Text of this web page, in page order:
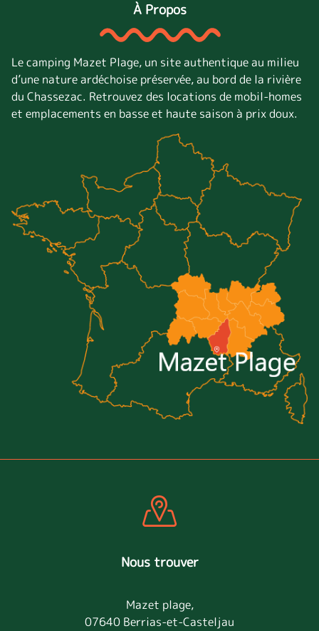
À Propos
Le camping Mazet Plage, un site authentique au milieu
d’une nature ardéchoise préservée, au bord de la rivière
du Chassezac. Retrouvez des locations de mobil-homes
et emplacements en basse et haute saison à prix doux.
Nous trouver
Mazet plage,
07640 Berrias-et-Casteljau